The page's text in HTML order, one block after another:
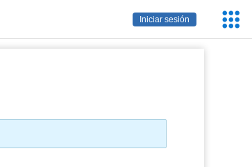
Iniciar sesión